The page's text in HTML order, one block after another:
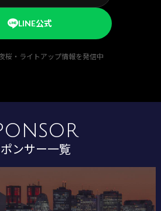
LINE公式
桜・ライトアップ情報を発信中
ンサー一覧